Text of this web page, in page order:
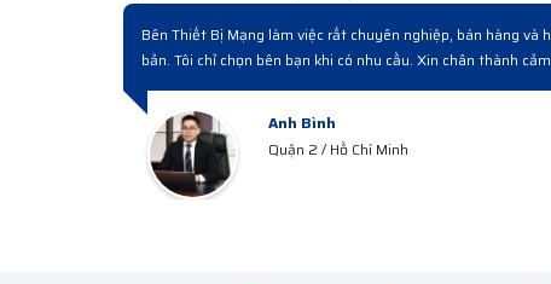
trình sau đó mới hiểu đó là cách làm chuyên nghiệp. Sản phẩm
bán hàng và sau bán hàng chuyên nghiệp.
Đợt